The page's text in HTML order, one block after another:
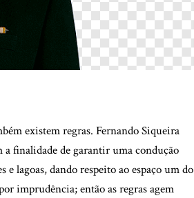
existem regras. Fernando Siqueira
a finalidade de garantir uma condução
lagoas, dando respeito ao espaço um do
imprudência; então as regras agem